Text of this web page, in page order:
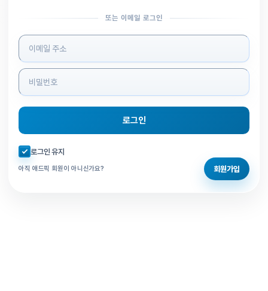
또는 이메일 로그인
로그인 정보 입력
로그인
자동로그인 체크
로그인 유지
아직 애드픽 회원이 아니신가요? 회원가입